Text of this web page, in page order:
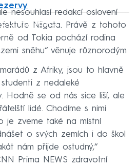
to fetch
nesouhlasí redakcí oslovení
Niigata. Právě z tohoto
od Tokia pochází rodina
sněhu“ věnuje různorodým
z Afriky, jsou to hlavně
z nedaleké
Hodně se od nás sice liší, ale
lidé. Chodíme s nimi
je zveme také na místní
o svých zemích i do škol
nám přijde ostudný,“
Prima NEWS zdravotní